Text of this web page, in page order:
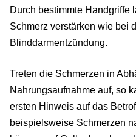
Durch bestimmte Handgriffe
Schmerz verstärken wie bei
Blinddarmentzündung.
Treten die Schmerzen in
Nahrungsaufnahme auf, so
ersten Hinweis auf das
beispielsweise Schmerzen